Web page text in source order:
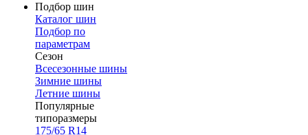
Подбор шин
Каталог шин
Подбор по
параметрам
Сезон
Всесезонные шины
Зимние шины
Летние шины
Популярные
типоразмеры
175/65 R14